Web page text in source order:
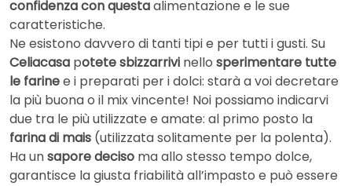
confidenza con questaalimentazione e le sue
caratteristiche.
Ne esistono davvero di tanti tipi e per tutti i gusti. Su
Celiacasa potete sbizzarrivi nello sperimentare tutte
le farinee i preparati per i dolci: starà a voi decretare
la più buona o il mix vincente! Noi possiamo indicarvi
due tra le più utilizzate e amate: al primo posto la
farina di mais (utilizzata solitamente per la polenta).
Ha unsapore deciso ma allo stesso tempo dolce,
garantisce la giusta friabilità all’impasto e può essere